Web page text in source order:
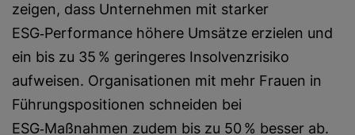
zeigen, dass Unternehmen mit starker
ESG‑Performance höhere Umsätze erzielen und
ein bis zu 35 % geringeres Insolvenzrisiko
aufweisen. Organisationen mit mehr Frauen in
Führungspositionen schneiden bei
ESG‑Maßnahmen zudem bis zu 50 % besser ab.